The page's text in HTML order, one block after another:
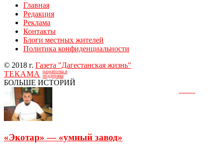
Главная
Редакция
Реклама
Контакты
Блоги местных жителей
Политика конфиденциальности
© 2018 г. Газета "Дагестанская жизнь"
ТЕКАМА
разработка и
поддержка
БОЛЬШЕ ИСТОРИЙ
«Экотар» — «умный завод»